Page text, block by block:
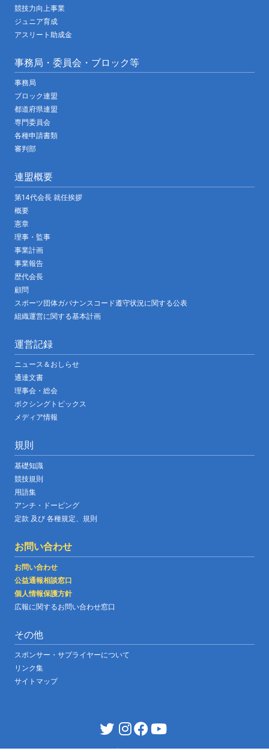
競技力向上事業
ジュニア育成
アスリート助成金
事務局・委員会・ブロック等
事務局
ブロック連盟
都道府県連盟
専門委員会
各種申請書類
審判部
連盟概要
第14代会長 就任挨拶
概要
憲章
理事・監事
事業計画
事業報告
歴代会長
顧問
スポーツ団体ガバナンスコード遵守状況に関する公表
組織運営に関する基本計画
運営記録
ニュース＆おしらせ
通達文書
理事会・総会
ボクシングトピックス
メディア情報
規則
基礎知識
競技規則
用語集
アンチ・ドーピング
定款 及び 各種規定、規則
お問い合わせ
お問い合わせ
公益通報相談窓口
個人情報保護方針
広報に関するお問い合わせ窓口
その他
スポンサー・サプライヤーについて
リンク集
サイトマップ